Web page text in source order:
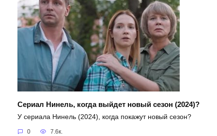
Сериал Нинель, когда выйдет новый сезон (2024)?
У сериала Нинель (2024), когда покажут новый сезон?
0 7.6к.